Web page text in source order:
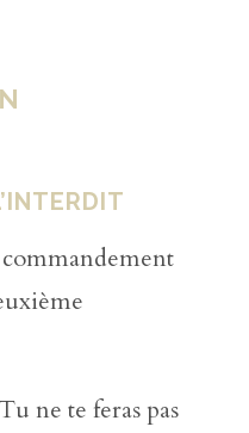
ne te feras pas